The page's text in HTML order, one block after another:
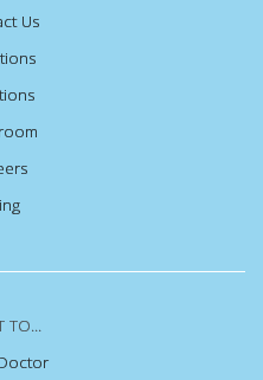
Us
TO...